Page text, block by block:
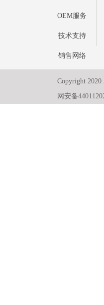
OEM服务
技术支持
销售网络
Copyright
网安备